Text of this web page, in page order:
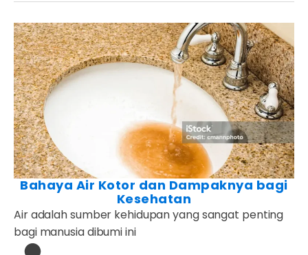
Bahaya Air Kotor dan Dampaknya bagi
Kesehatan
Air adalah sumber kehidupan yang sangat penting
bagi manusia dibumi ini